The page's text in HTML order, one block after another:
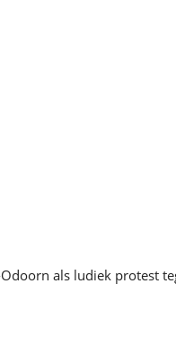
als ludiek protest